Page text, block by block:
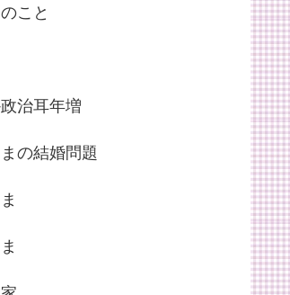
こと
治耳年増
の結婚問題